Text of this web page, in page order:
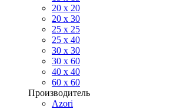
20 х 20
20 x 30
25 x 25
25 x 40
30 x 30
30 х 60
40 х 40
60 х 60
Производитель
Azori